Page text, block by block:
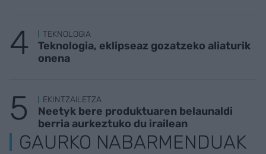
TEKNOLOGIA
Teknologia, eklipseaz gozatzeko aliaturik
onena
EKINTZAILETZA
Neetyk bere produktuaren belaunaldi
berria aurkeztuko du irailean
GAURKO NABARMENDUAK